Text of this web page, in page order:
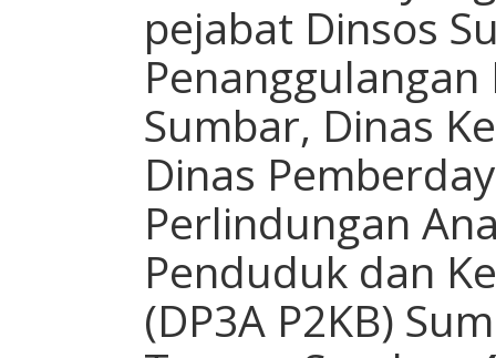
pejabat Dinsos
Penanggulangan
Sumbar, Dinas
Dinas
Perlindungan
Penduduk dan
(DP3A P2KB)